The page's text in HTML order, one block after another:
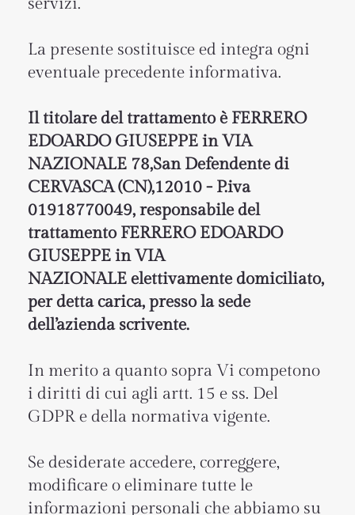
La presente sostituisce ed integra ogni
eventuale precedente informativa.
Il titolare del trattamento è FERRERO
EDOARDO GIUSEPPE in VIA
NAZIONALE 78,San Defendente di
CERVASCA (CN),12010 - P.iva
01918770049, responsabile del
trattamento FERRERO EDOARDO
GIUSEPPE in VIA
NAZIONALE elettivamente domiciliato,
per detta carica, presso la sede
dell’azienda scrivente.
In merito a quanto sopra Vi competono
i diritti di cui agli artt. 15 e ss. Del
GDPR e della normativa vigente.
​Se desiderate accedere, correggere,
modificare o eliminare tutte le
informazioni personali che abbiamo su